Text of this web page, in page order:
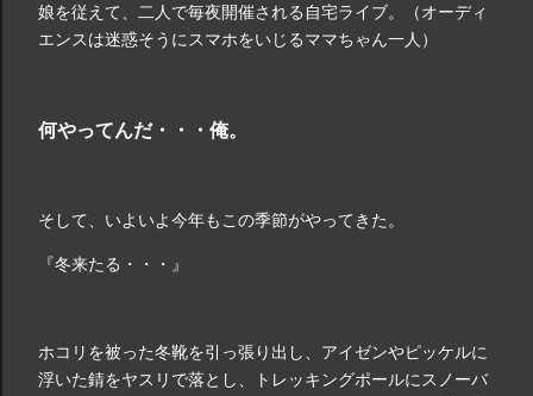
娘を従えて、二人で毎夜開催される自宅ライブ。（オーディ
エンスは迷惑そうにスマホをいじるママちゃん一人）
何やってんだ・・・俺。
そして、いよいよ今年もこの季節がやってきた。
『冬来たる・・・』
ホコリを被った冬靴を引っ張り出し、アイゼンやピッケルに
浮いた錆をヤスリで落とし、トレッキングポールにスノーバ